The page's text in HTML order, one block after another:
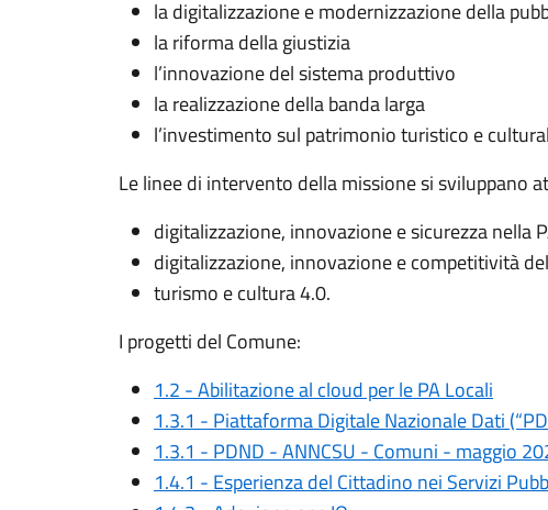
la digitalizzazione e modernizzazione della
la riforma della giustizia
l’innovazione del sistema produttivo
la realizzazione della banda larga
l’investimento sul patrimonio turistico e
Le linee di intervento della missione si sviluppano
digitalizzazione, innovazione e sicurezza nella
digitalizzazione, innovazione e competitività
turismo e cultura 4.0.
I progetti del Comune:
1.2 - Abilitazione al cloud per le PA Locali
1.3.1 - Piattaforma Digitale Nazionale Dati
1.3.1 - PDND - ANNCSU - Comuni - maggio
1.4.1 - Esperienza del Cittadino nei Servizi